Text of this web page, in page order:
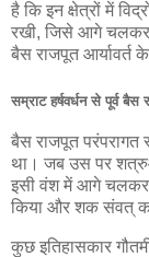
है कि इन क्षेत्रों में
रखी, जिसे आगे चलकर
बैस राजपूत
सम्राट हर्षवर्धन से पूर्व बैस
बैस राजपूत परंपरागत
था। जब उस पर
इसी वंश में आगे चलकर
किया और शक संवत्
कुछ इतिहासकार